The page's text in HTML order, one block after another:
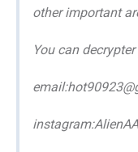
other important
You can
instagram:AlienAA